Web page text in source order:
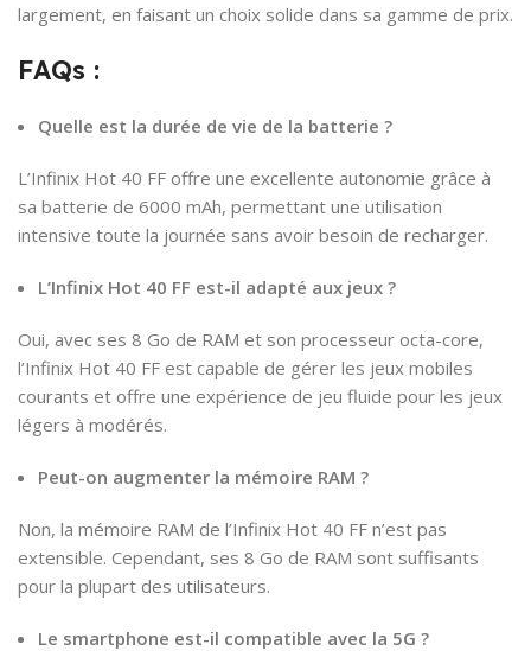
largement, en faisant un choix solide dans sa gamme de prix.
FAQs :
Quelle est la durée de vie de la batterie ?
L’Infinix Hot 40 FF offre une excellente autonomie grâce à
sa batterie de 6000 mAh, permettant une utilisation
intensive toute la journée sans avoir besoin de recharger.
L’Infinix Hot 40 FF est-il adapté aux jeux ?
Oui, avec ses 8 Go de RAM et son processeur octa-core,
l’Infinix Hot 40 FF est capable de gérer les jeux mobiles
courants et offre une expérience de jeu fluide pour les jeux
légers à modérés.
Peut-on augmenter la mémoire RAM ?
Non, la mémoire RAM de l’Infinix Hot 40 FF n’est pas
extensible. Cependant, ses 8 Go de RAM sont suffisants
pour la plupart des utilisateurs.
Le smartphone est-il compatible avec la 5G ?